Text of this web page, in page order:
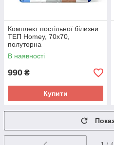
Комплект постільної білизни
ТЕП Homey, 70х70,
полуторна
В наявності
990 ₴
Купити